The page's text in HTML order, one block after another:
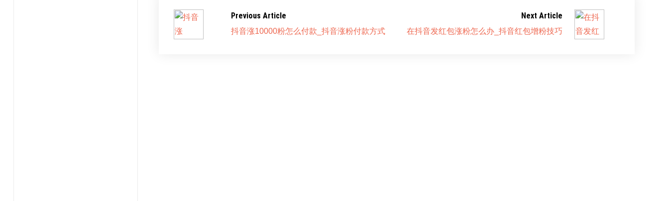
Previous Article
抖音涨10000粉怎么付款_抖音涨粉付款方式
Next Article
在抖音发红包涨粉怎么办_抖音红包增粉技巧